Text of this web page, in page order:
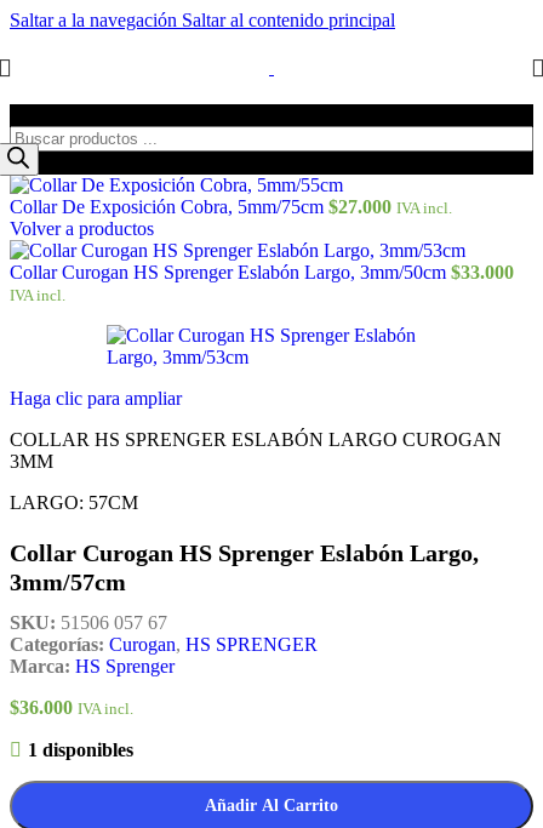
Saltar a la navegación Saltar al contenido principal
Collar De Exposición Cobra, 5mm/75cm $27.000 IVA incl.
Volver a productos
Collar Curogan HS Sprenger Eslabón Largo, 3mm/50cm $33.000
IVA incl.
Haga clic para ampliar
COLLAR HS SPRENGER ESLABÓN LARGO CUROGAN
3MM
LARGO: 57CM
Collar Curogan HS Sprenger Eslabón Largo,
3mm/57cm
SKU: 51506 057 67
Categorías: Curogan, HS SPRENGER
Marca: HS Sprenger
$36.000 IVA incl.
1 disponibles
Añadir Al Carrito